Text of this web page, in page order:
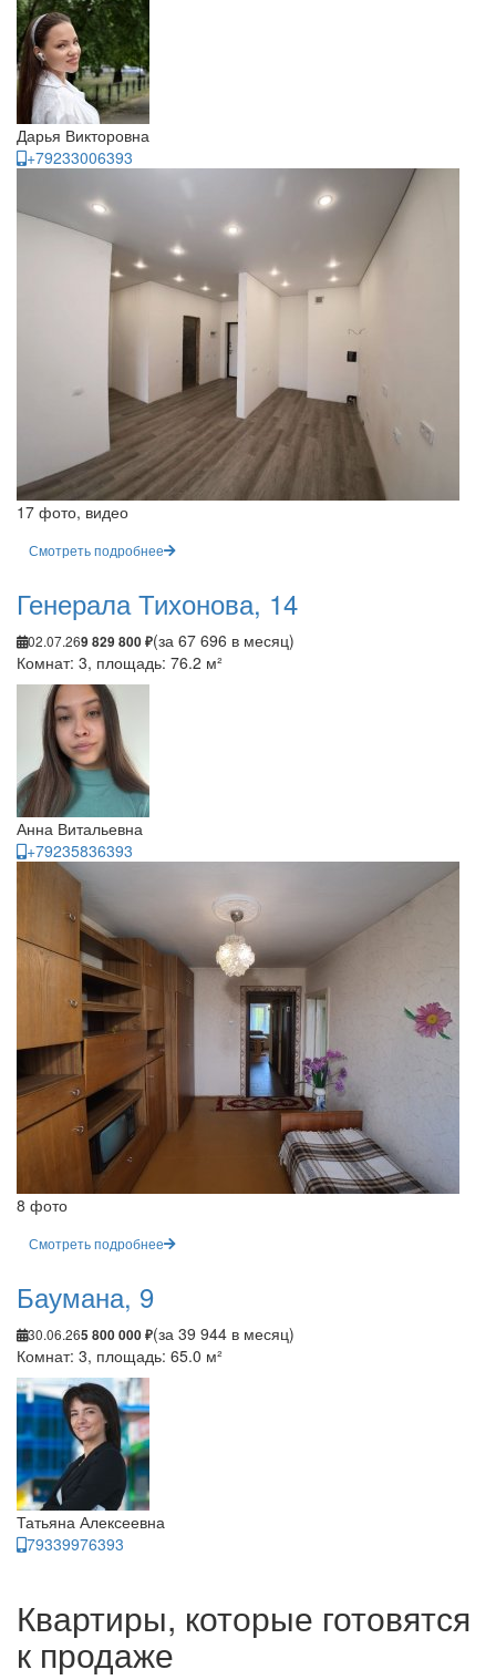
Дарья Викторовна
+79233006393
17 фото, видео
Смотреть подробнее
Генерала Тихонова, 14
02.07.269 829 800 ₽(за 67 696 в месяц)
Комнат: 3, площадь: 76.2 м²
Анна Витальевна
+79235836393
8 фото
Смотреть подробнее
Баумана, 9
30.06.265 800 000 ₽(за 39 944 в месяц)
Комнат: 3, площадь: 65.0 м²
Татьяна Алексеевна
79339976393
Квартиры, которые готовятся
к продаже